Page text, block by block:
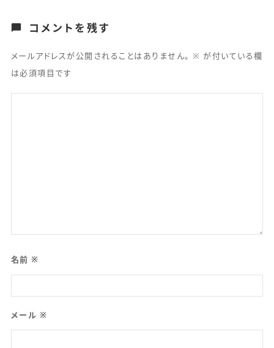
コメントを残す
メールアドレスが公開されることはありません。 ※ が付いている欄
は必須項目です
名前※
メール ※